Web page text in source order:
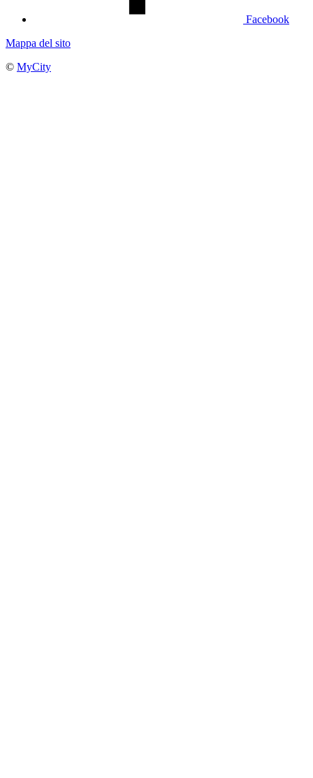
Facebook
Mappa del sito
© MyCity